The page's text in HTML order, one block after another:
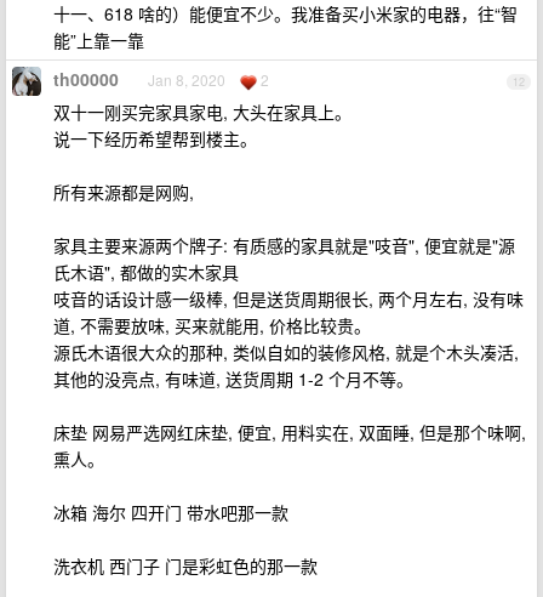
十一、618 啥的）能便宜不少。我准备买小米家的电器，往“智
能”上靠一靠
12
th00000 Jan 8, 2020 2
双十一刚买完家具家电, 大头在家具上。
说一下经历希望帮到楼主。
所有来源都是网购,
家具主要来源两个牌子: 有质感的家具就是"吱音", 便宜就是"源
氏木语", 都做的实木家具
吱音的话设计感一级棒, 但是送货周期很长, 两个月左右, 没有味
道, 不需要放味, 买来就能用, 价格比较贵。
源氏木语很大众的那种, 类似自如的装修风格, 就是个木头凑活,
其他的没亮点, 有味道, 送货周期 1-2 个月不等。
床垫 网易严选网红床垫, 便宜, 用料实在, 双面睡, 但是那个味啊,
熏人。
冰箱 海尔 四开门 带水吧那一款
洗衣机 西门子 门是彩虹色的那一款